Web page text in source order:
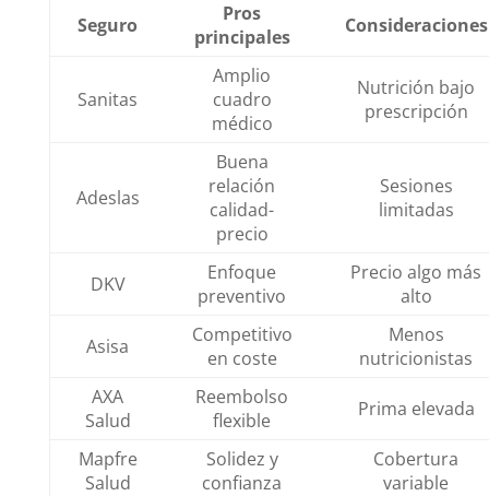
Seguro
Pros
principales
Consideraciones
Sanitas
Amplio
cuadro
médico
Nutrición bajo
prescripción
Adeslas
Buena
relación
calidad-
precio
Sesiones
limitadas
DKV
Enfoque
preventivo
Precio algo más
alto
Asisa
Competitivo
en coste
Menos
nutricionistas
AXA
Salud
Reembolso
flexible
Prima elevada
Mapfre
Salud
Solidez y
confianza
Cobertura
variable